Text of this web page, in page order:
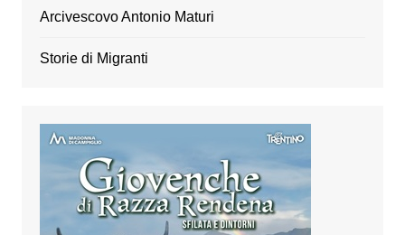
Arcivescovo Antonio Maturi
Storie di Migranti